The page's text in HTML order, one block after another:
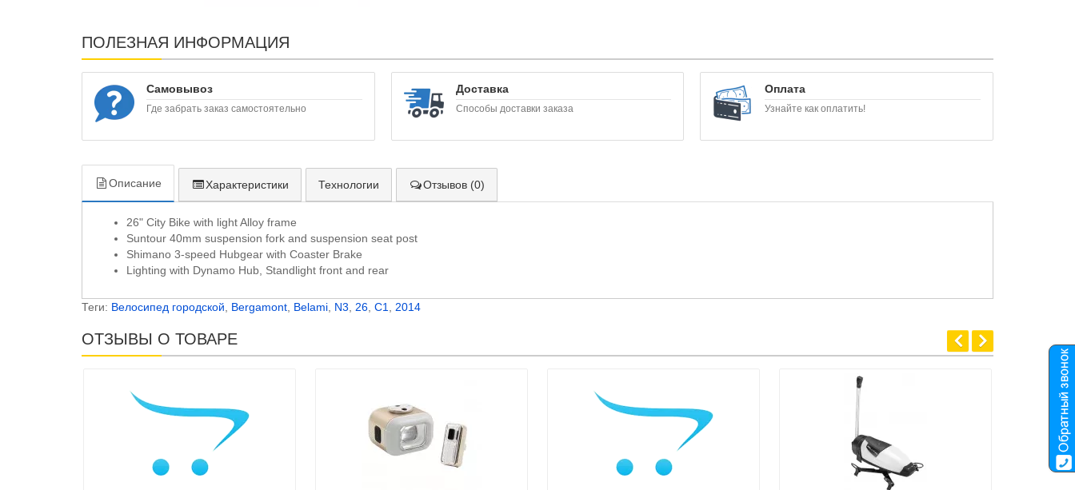
ПОЛЕЗНАЯ ИНФОРМАЦИЯ
Самовывоз
Где забрать заказ самостоятельно
Доставка
Способы доставки заказа
Оплата
Узнайте как оплатить!
Описание Характеристики Технологии Отзывов (0)
26" City Bike with light Alloy frame
Suntour 40mm suspension fork and suspension seat post
Shimano 3-speed Hubgear with Coaster Brake
Lighting with Dynamo Hub, Standlight front and rear
Теги: Велосипед городской Bergamont Belami N3 26 C1 2014
ОТЗЫВЫ О ТОВАРЕ